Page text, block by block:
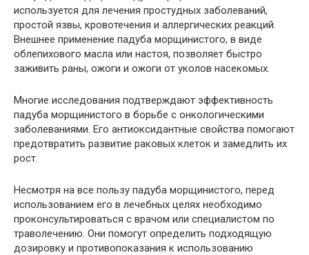
используется для лечения простудных заболеваний,
простой язвы, кровотечения и аллергических реакций.
Внешнее применение падуба морщинистого, в виде
облепихового масла или настоя, позволяет быстро
заживить раны, ожоги и ожоги от уколов насекомых.
Многие исследования подтверждают эффективность
падуба морщинистого в борьбе с онкологическими
заболеваниями. Его антиоксидантные свойства помогают
предотвратить развитие раковых клеток и замедлить их
рост.
Несмотря на все пользу падуба морщинистого, перед
использованием его в лечебных целях необходимо
проконсультироваться с врачом или специалистом по
траволечению. Они помогут определить подходящую
дозировку и противопоказания к использованию